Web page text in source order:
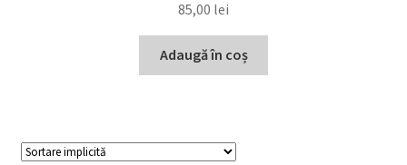
85,00 lei
Adaugă în coș